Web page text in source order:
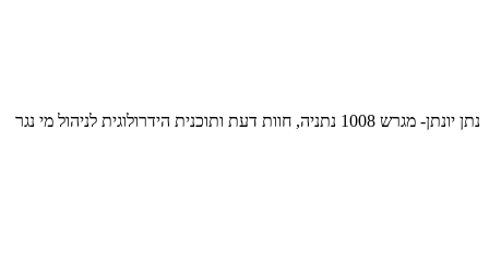
נתן יונתן- מגרש 1008 נתניה, חוות דעת ותוכנית הידרולוגית לניהול מי נגר